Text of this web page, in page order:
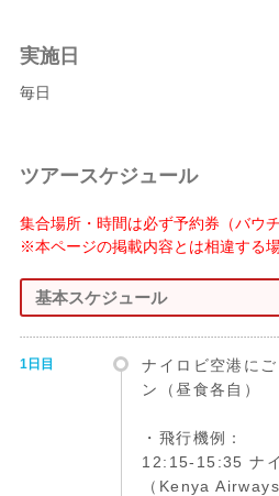
実施日
毎日
ツアースケジュール
集合場所・時間は必ず予約券（バウ
※本ページの掲載内容とは相違する場
基本スケジュール
1日目
ナイロビ空港に
ン（昼食各自）
・飛行機例：
12:15-15:35 ナ
（Kenya